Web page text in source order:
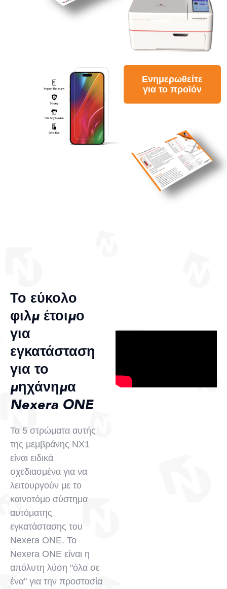
Ενημερωθείτε
για το προϊόν
Το εύκολο
φιλμ έτοιμο
για
εγκατάσταση
για το
μηχάνημα
Nexera ONE
Τα 5 στρώματα αυτής
της μεμβράνης NX1
είναι ειδικά
σχεδιασμένα για να
λειτουργούν με το
καινοτόμο σύστημα
αυτόματης
εγκατάστασης του
Nexera ONE. Το
Nexera ONE είναι η
απόλυτη λύση "όλα σε
ένα" για την προστασία